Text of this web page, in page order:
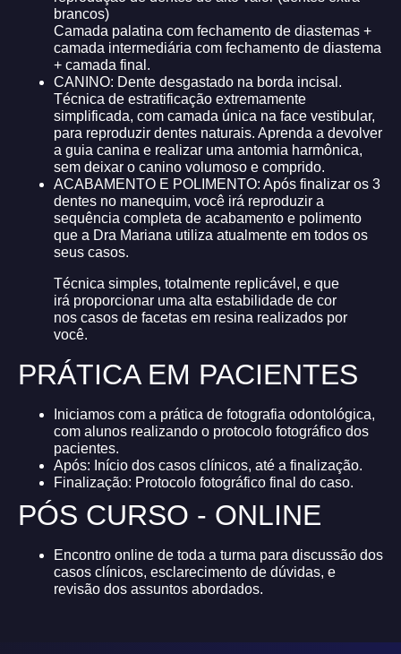
brancos)
Camada palatina com fechamento de diastemas +
camada intermediária com fechamento de diastema
+ camada final.
CANINO: Dente desgastado na borda incisal.
Técnica de estratificação extremamente
simplificada, com camada única na face vestibular,
para reproduzir dentes naturais. Aprenda a devolver
a guia canina e realizar uma antomia harmônica,
sem deixar o canino volumoso e comprido.
ACABAMENTO E POLIMENTO: Após finalizar os 3
dentes no manequim, você irá reproduzir a
sequência completa de acabamento e polimento
que a Dra Mariana utiliza atualmente em todos os
seus casos.
Técnica simples, totalmente replicável, e que
irá proporcionar uma alta estabilidade de cor
nos casos de facetas em resina realizados por
você.
PRÁTICA EM PACIENTES
Iniciamos com a prática de fotografia odontológica,
com alunos realizando o protocolo fotográfico dos
pacientes.
Após: Início dos casos clínicos, até a finalização.
Finalização: Protocolo fotográfico final do caso.
PÓS CURSO - ONLINE
Encontro online de toda a turma para discussão dos
casos clínicos, esclarecimento de dúvidas, e
revisão dos assuntos abordados.